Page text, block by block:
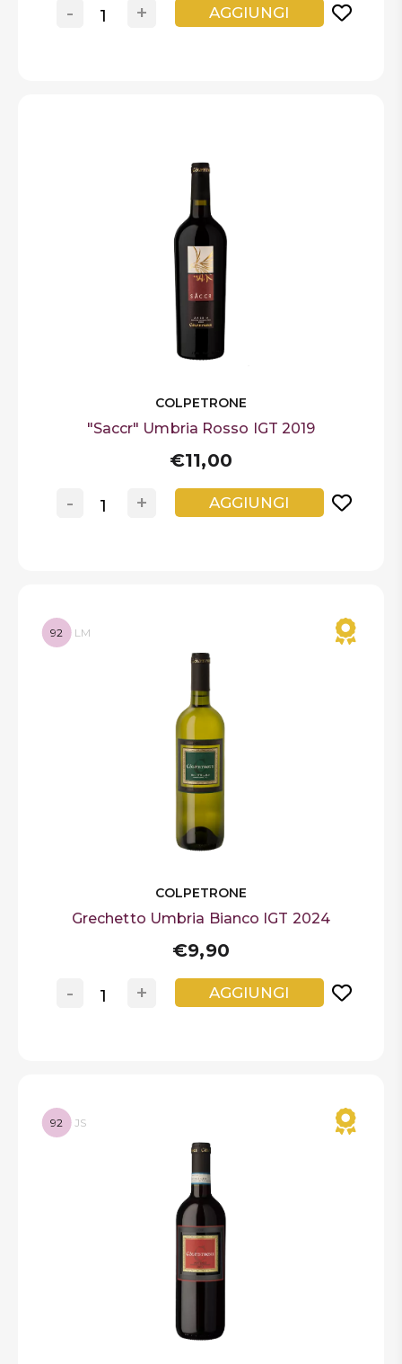
+
- AGGIUNGI
COLPETRONE
"Saccr" Umbria Rosso IGT 2019
€11,00
+
- AGGIUNGI
92 LM
COLPETRONE
Grechetto Umbria Bianco IGT 2024
€9,90
+
- AGGIUNGI
92 JS